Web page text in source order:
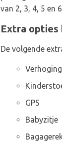
van 2, 3, 4, 5 en
Extra opties
De volgende
GPS
Babyzitje